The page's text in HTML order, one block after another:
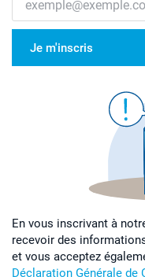
Je m'inscris
En vous inscrivant à
recevoir des
et vous acceptez
Déclaration Générale de